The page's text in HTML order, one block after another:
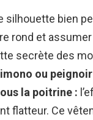
silhouette bien
rond et
secrète des
ou
la poitrine :
flatteur. Ce